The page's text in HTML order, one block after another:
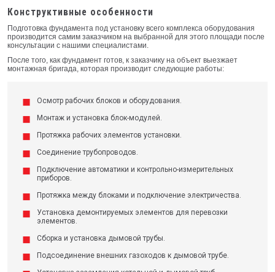
Конструктивные особенности
Подготовка фундамента под установку всего комплекса оборудования
производится самим заказчиком на выбранной для этого площади после
консультации с нашими специалистами.
После того, как фундамент готов, к заказчику на объект выезжает
монтажная бригада, которая производит следующие работы:
Осмотр рабочих блоков и оборудования.
Монтаж и установка блок-модулей.
Протяжка рабочих элементов установки.
Соединение трубопроводов.
Подключение автоматики и контрольно-измерительных
приборов.
Протяжка между блоками и подключение электричества.
Установка демонтируемых элементов для перевозки
элементов.
Сборка и установка дымовой трубы.
Подсоединение внешних газоходов к дымовой трубе.